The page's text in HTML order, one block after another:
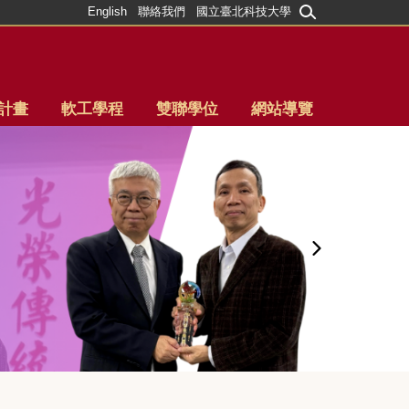
畫 軟工學程 雙聯學位 網站導覽
English 聯絡我們 國立臺北科技大學